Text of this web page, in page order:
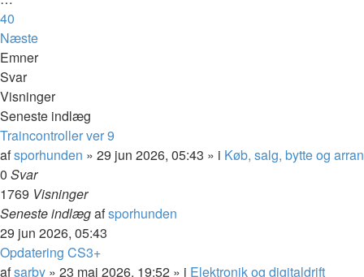
40
Næste
Emner
Svar
Visninger
Seneste indlæg
Traincontroller ver 9
afsporhunden » 29 jun 2026, 05:43 » i Køb, salg, bytte og
0 Svar
1769 Visninger
Seneste indlægafsporhunden
29 jun 2026, 05:43
Opdatering CS3+
afsarby » 23 maj 2026, 19:52 » i Elektronik og digitaldrift